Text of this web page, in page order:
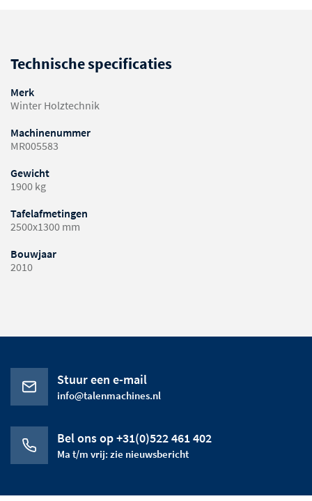
Technische specificaties
Merk
Winter Holztechnik
Machinenummer
MR005583
Gewicht
1900 kg
Tafelafmetingen
2500x1300 mm
Bouwjaar
2010
Stuur een e-mail
info@talenmachines.nl
Bel ons op +31(0)522 461 402
Ma t/m vrij: zie nieuwsbericht